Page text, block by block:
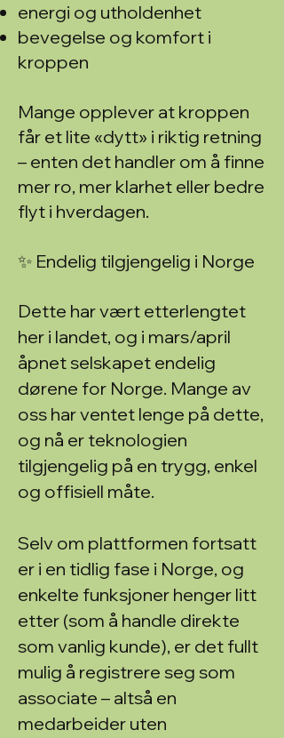
energi og utholdenhet
bevegelse og komfort i
kroppen
Mange opplever at kroppen
får et lite «dytt» i riktig retning
– enten det handler om å finne
mer ro, mer klarhet eller bedre
flyt i hverdagen.
✨ Endelig tilgjengelig i Norge
Dette har vært etterlengtet
her i landet, og i mars/april
åpnet selskapet endelig
dørene for Norge. Mange av
oss har ventet lenge på dette,
og nå er teknologien
tilgjengelig på en trygg, enkel
og offisiell måte.
Selv om plattformen fortsatt
er i en tidlig fase i Norge, og
enkelte funksjoner henger litt
etter (som å handle direkte
som vanlig kunde), er det fullt
mulig å registrere seg som
associate – altså en
medarbeider uten